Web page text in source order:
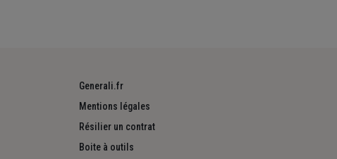
Generali.fr
Mentions légales
Résilier un contrat
Boite à outils